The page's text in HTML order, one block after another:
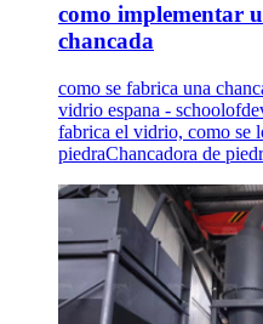
como implementar
chancada
como se fabrica una
vidrio espana -
fabrica el vidrio, como se
piedraChancadora de